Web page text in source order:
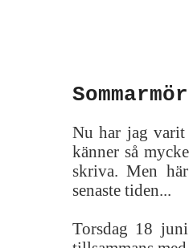
Nu har jag varit
känner så
skriva. Men
senaste tiden...
Torsdag 18